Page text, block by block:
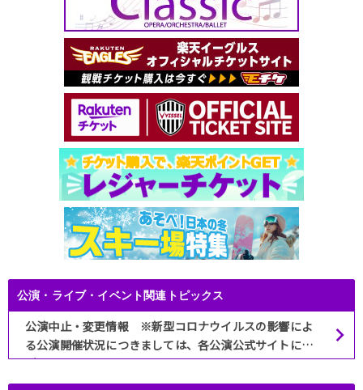
公演・ライブ・イベント関連トピックス
公演中止・変更情報 ※新型コロナウイルスの影響によ
る公演開催状況につきましては、各公演公式サイトにて
ご確認ください。